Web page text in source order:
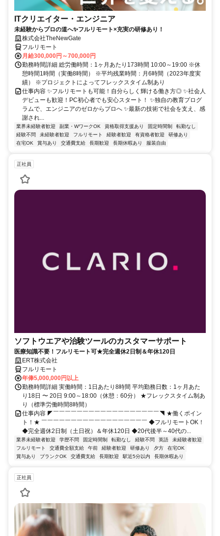
ITクリエイター・エンジニア
未経験からプロの道へ✨フルリモート×充実の研修あり！
株式会社TheNewGate
フルリモート
月給300,000円～700,000円
勤務時間詳細 総労働時間：1ヶ月あたり173時間 10:00～19:00 ※休
憩時間1時間（実働8時間） ※平均残業時間：月6時間（2023年度実
績） ※プロジェクトによってフレックスタイム制あり
仕事内容 ✨フルリモートも可能！自分らしく輝ける働き方◎ ✨社会人
デビューも歓迎！PC初心者でも安心スタート！ ✨独自の教育プログ
ラムで、エンジニアのゼロからプロへ ✨最新の技術で社会を支え、感
謝され...
業界未経験者歓迎 副業・WワークOK 資格取得支援あり 固定時間制
転勤なし
経験不問
未経験者歓迎 フルリモート 経験者歓迎 有資格者歓迎
研修あり
在宅OK
賞与あり 交通費支給 長期歓迎 長期休暇あり 服装自由
正社員
ソフトウエアや治験ツールのカスタマーサポート
医療知識不要！フルリモート可★完全週休2日制＆年休120日
ERT株式会社
フルリモート
年俸5,000,000円以上
勤務時間詳細 実働時間：1日あたり8時間 平均勤務日数：1ヶ月あた
り18日 〜 20日 9:00～18:00（休憩：60分） ★フレックスタイム制あ
り（標準労働時間8時間）
仕事内容 ◤￣￣￣￣￣￣￣￣￣￣￣￣￣￣￣￣￣￣◥ ★働くポイン
ト！★ ￣￣￣￣￣￣￣￣￣￣￣￣￣￣￣￣￣￣ ◆フルリモートOK！
◆完全週休2日制（土日祝）＆年休120日 ◆20代後半～40代の...
業界未経験者歓迎 学歴不問 固定時間制 転勤なし 経験不問 英語
未経験者歓迎
フルリモート
交通費全額支給 午前 経験者歓迎 研修あり 夕方
在宅OK
賞与あり
ブランクOK 交通費支給 長期歓迎 駅近5分以内 長期休暇あり
正社員